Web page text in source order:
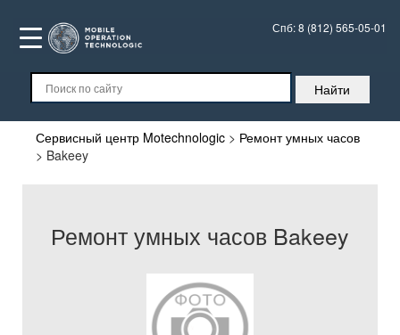
Спб:8 (812) 565-05-01
Сервисный центр Motechnologic > Ремонт умных часов
> Bakeey
Ремонт умных часов Bakeey